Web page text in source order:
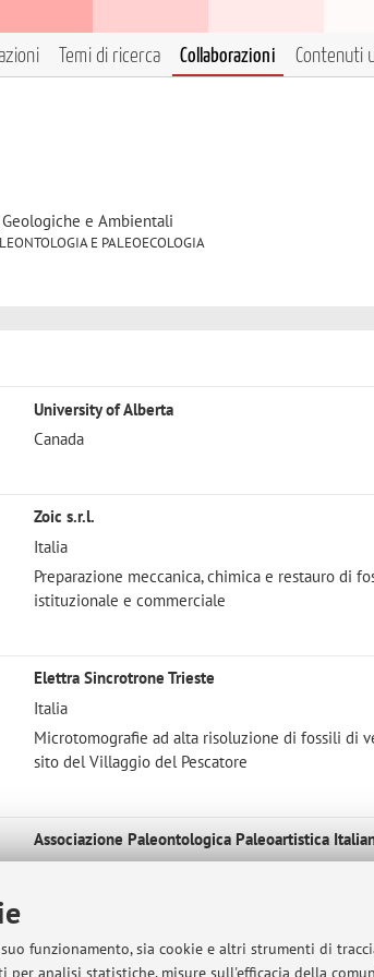
funzionamento, sia cookie e altri strumenti di
analisi statistiche, misure sull'efficacia della
Temi di ricerca Collaborazioni Contenuti
e Ambientali
E PALEOECOLOGIA
University of Alberta
Canada
Zoic s.r.l.
Italia
Preparazione meccanica, chimica e restauro di
istituzionale e commerciale
Elettra Sincrotrone Trieste
Italia
Microtomografie ad alta risoluzione di fossili di
sito del Villaggio del Pescatore
Associazione Paleontologica Paleoartistica